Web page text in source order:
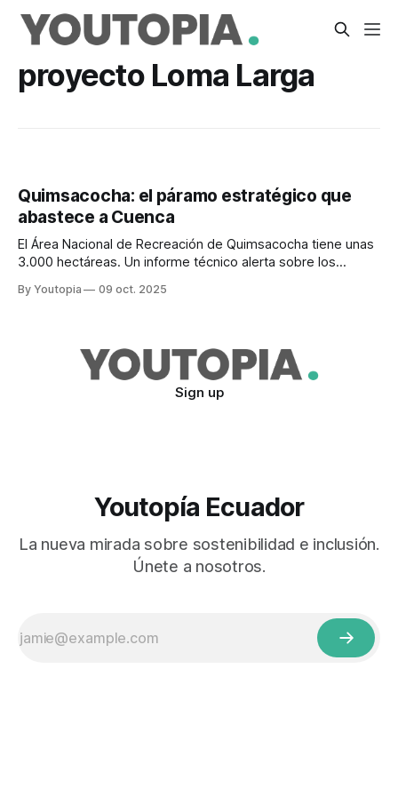
proyecto Loma Larga
Quimsacocha: el páramo estratégico que
abastece a Cuenca
El Área Nacional de Recreación de Quimsacocha tiene unas
3.000 hectáreas. Un informe técnico alerta sobre los
By Youtopia 09 oct. 2025
Sign up
Youtopía Ecuador
La nueva mirada sobre sostenibilidad e inclusión.
Únete a nosotros.